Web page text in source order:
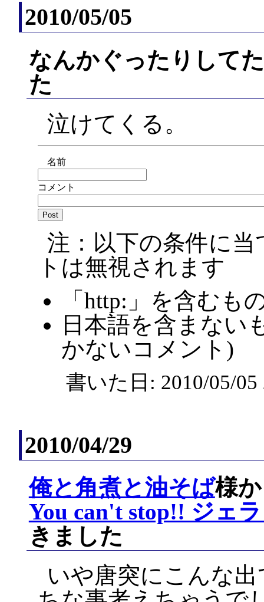
2010/05/05
なんかぐったりして
た
泣けてくる。
名前
コメント
注：以下の条件に
トは無視されます
「http:」を含むも
日本語を含まない
かないコメント)
書いた日: 2010/05/
2010/04/29
俺と角煮と油そば様
You can't stop!! ジェ
きました
いや唐突にこんな